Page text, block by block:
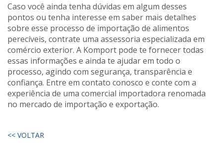
Caso você ainda tenha dúvidas em algum desses
pontos ou tenha interesse em saber mais detalhes
sobre esse processo de importação de alimentos
perecíveis, contrate uma assessoria especializada em
comércio exterior. A Komport pode te fornecer todas
essas informações e ainda te ajudar em todo o
processo, agindo com segurança, transparência e
confiança. Entre em contato conosco e conte com a
experiência de uma comercial importadora renomada
no mercado de importação e exportação.
<< VOLTAR